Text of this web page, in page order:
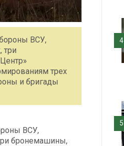
ВСУ,
три
трех
и бригады
ВСУ,
бронемашины,
4
5